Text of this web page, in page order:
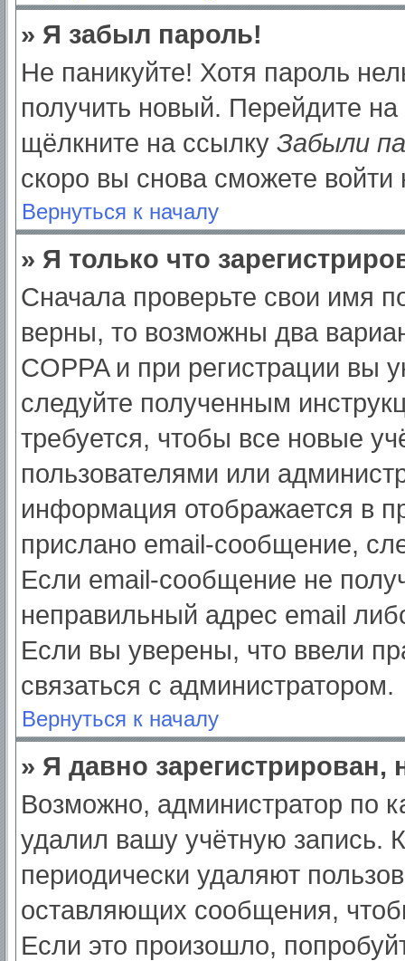
» Я забыл пароль!
Не паникуйте! Хотя пароль
получить новый. Перейдите
щёлкните на ссылку Забыли
скоро вы снова сможете
Вернуться к началу
» Я только что
Сначала проверьте свои имя
верны, то возможны два
COPPA и при регистрации вы
следуйте полученным
требуется, чтобы все новые
пользователями или
информация отображается в
прислано email-сообщение,
Если email-сообщение не
неправильный адрес email
Если вы уверены, что ввели
связаться с администратором.
Вернуться к началу
» Я давно
Возможно, администратор по
удалил вашу учётную запись.
периодически удаляют
оставляющих сообщения,
Если это произошло,